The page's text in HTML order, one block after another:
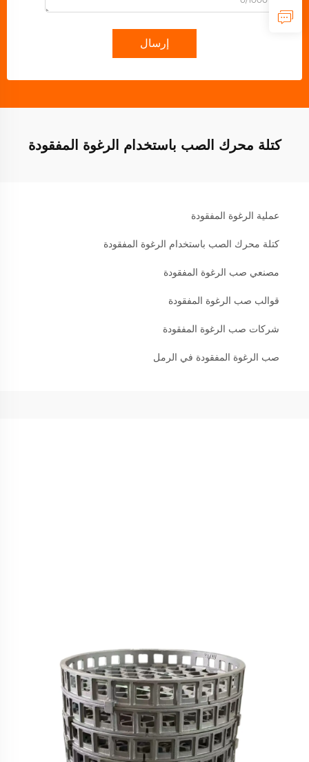
إرسال
كتلة محرك الصب باستخدام الرغوة المفقودة
عملية الرغوة المفقودة
كتلة محرك الصب باستخدام الرغوة المفقودة
مصنعي صب الرغوة المفقودة
قوالب صب الرغوة المفقودة
شركات صب الرغوة المفقودة
صب الرغوة المفقودة في الرمل